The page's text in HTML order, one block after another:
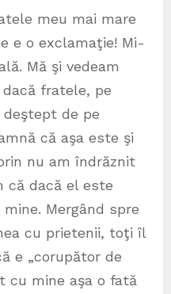
meu mai mare
e o exclamaţie! Mi-
Mă şi vedeam
fratele, pe
de pe
că aşa este şi
nu am îndrăznit
că dacă el este
Mergând spre
cu prietenii, toţi îl
e „corupător de
cu mine aşa o fată